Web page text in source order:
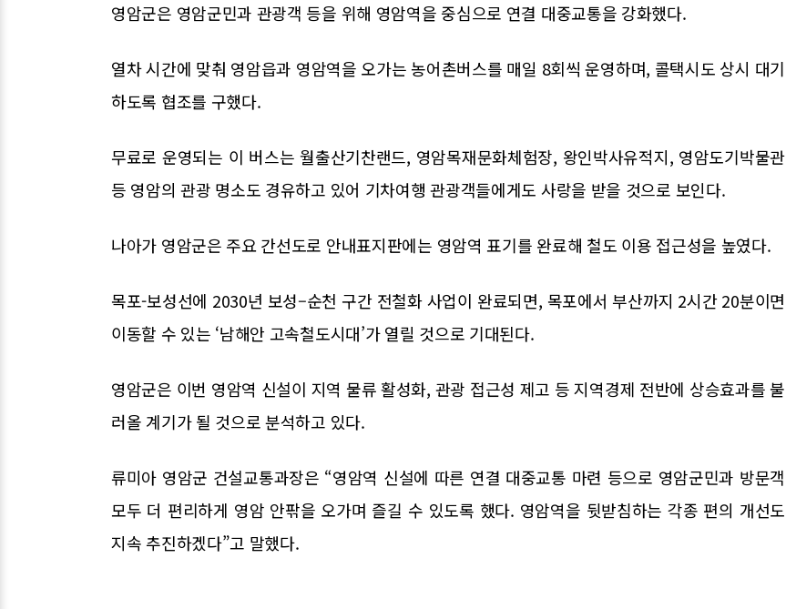
영암군은 영암군민과 관광객 등을 위해 영암역을 중심으로 연결 대중교통을 강화했다.
열차 시간에 맞춰 영암읍과 영암역을 오가는 농어촌버스를 매일 8회씩 운영하며, 콜택시도 상시 대기
하도록 협조를 구했다.
무료로 운영되는 이 버스는 월출산기찬랜드, 영암목재문화체험장, 왕인박사유적지, 영암도기박물관
등 영암의 관광 명소도 경유하고 있어 기차여행 관광객들에게도 사랑을 받을 것으로 보인다.
나아가 영암군은 주요 간선도로 안내표지판에는 영암역 표기를 완료해 철도 이용 접근성을 높였다.
목포-보성선에 2030년 보성–순천 구간 전철화 사업이 완료되면, 목포에서 부산까지 2시간 20분이면
이동할 수 있는 ‘남해안 고속철도시대’가 열릴 것으로 기대된다.
영암군은 이번 영암역 신설이 지역 물류 활성화, 관광 접근성 제고 등 지역경제 전반에 상승효과를 불
러올 계기가 될 것으로 분석하고 있다.
류미아 영암군 건설교통과장은 “영암역 신설에 따른 연결 대중교통 마련 등으로 영암군민과 방문객
모두 더 편리하게 영암 안팎을 오가며 즐길 수 있도록 했다. 영암역을 뒷받침하는 각종 편의 개선도
지속 추진하겠다”고 말했다.